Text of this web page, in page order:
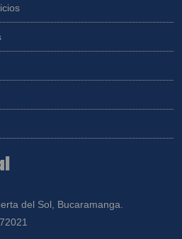
del Sol, Bucaramanga.